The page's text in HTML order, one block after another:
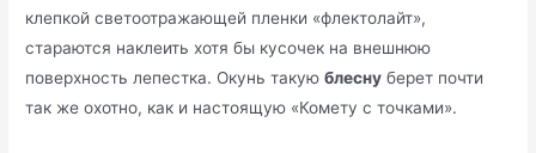
клепкой светоотражающей пленки «флектолайт»,
стараются наклеить хотя бы кусочек на внешнюю
поверхность лепестка. Окунь такуюблесну берет почти
так же охотно, как и настоящую «Комету с точками».